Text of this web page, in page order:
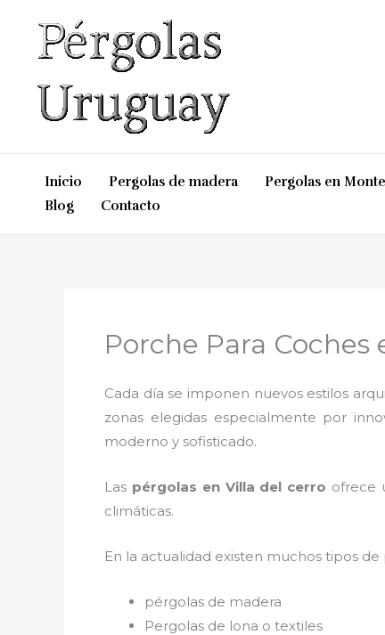
contenido
Inicio Pergolas de madera Pergolas en
Blog
Contacto
Porche Para Coches
Cada día se imponen nuevos estilos
zonas elegidas especialmente por
moderno y sofisticado.
Las pérgolas en Villa del cerro ofrece
climáticas.
En la actualidad existen muchos tipos de
pérgolas de madera
Pergolas de lona o textiles